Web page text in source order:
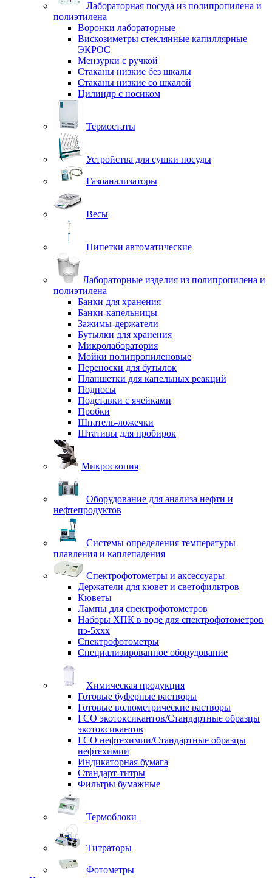
Лабораторная посуда из полипропилена и
полиэтилена
Воронки лабораторные
Вискозиметры стеклянные капиллярные
ЭКРОС
Мензурки с ручкой
Стаканы низкие без шкалы
Стаканы низкие со шкалой
Цилиндр с носиком
Термостаты
Устройства для сушки посуды
Газоанализаторы
Весы
Пипетки автоматические
Лабораторные изделия из полипропилена и
полиэтилена
Банки для хранения
Банки-капельницы
Зажимы-держатели
Бутылки для хранения
Микролаборатория
Мойки полипропиленовые
Переноски для бутылок
Планшетки для капельных реакций
Подносы
Подставки с ячейками
Пробки
Шпатель-ложечки
Штативы для пробирок
Микроскопия
Оборудование для анализа нефти и
нефтепродуктов
Системы определения температуры
плавления и каплепадения
Спектрофотометры и аксессуары
Держатели для кювет и светофильтров
Кюветы
Лампы для спектрофотометров
Наборы ХПК в воде для спектрофотометров
пэ-5ххх
Спектрофотометры
Специализированное оборудование
Химическая продукция
Готовые буферные растворы
Готовые волюметрические растворы
ГСО экотоксикантов/Стандартные образцы
экотоксикантов
ГСО нефтехимии/Стандартные образцы
нефтехимии
Индикаторная бумага
Стандарт-титры
Фильтры бумажные
Термоблоки
Титраторы
Фотометры